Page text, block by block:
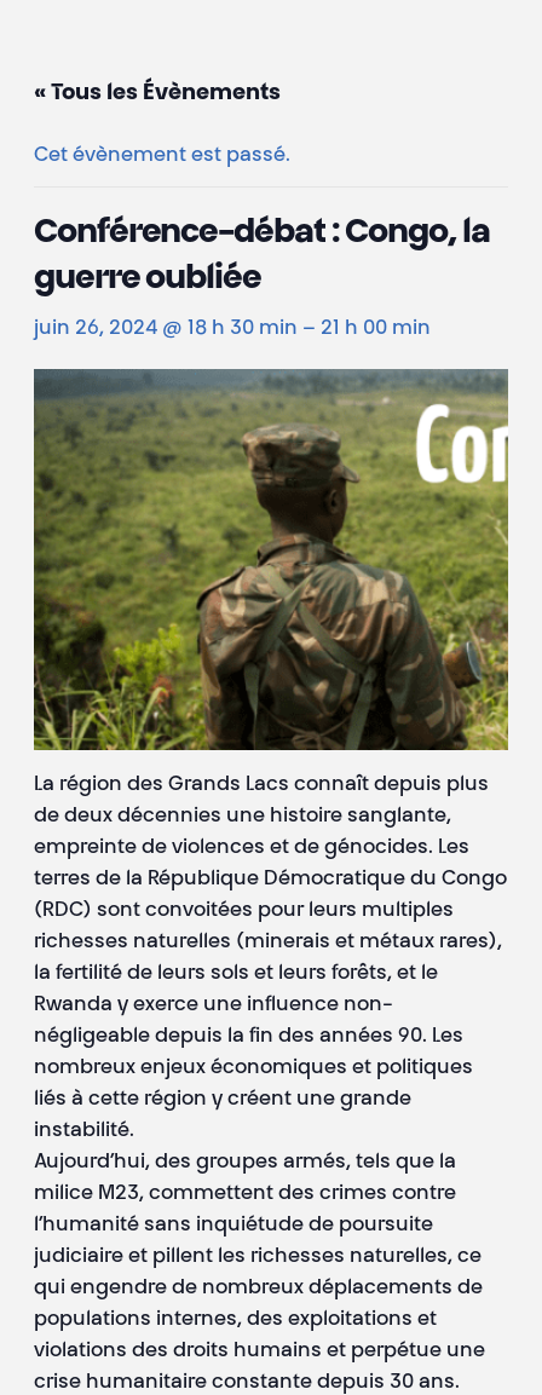
« Tous les Évènements
Cet évènement est passé.
Conférence-débat : Congo, la
guerre oubliée
juin 26, 2024 @ 18 h 30 min – 21 h 00 min
La région des Grands Lacs connaît depuis plus
de deux décennies une histoire sanglante,
empreinte de violences et de génocides. Les
terres de la République Démocratique du Congo
(RDC) sont convoitées pour leurs multiples
richesses naturelles (minerais et métaux rares),
la fertilité de leurs sols et leurs forêts, et le
Rwanda y exerce une influence non-
négligeable depuis la fin des années 90. Les
nombreux enjeux économiques et politiques
liés à cette région y créent une grande
instabilité.
Aujourd’hui, des groupes armés, tels que la
milice M23, commettent des crimes contre
l’humanité sans inquiétude de poursuite
judiciaire et pillent les richesses naturelles, ce
qui engendre de nombreux déplacements de
populations internes, des exploitations et
violations des droits humains et perpétue une
crise humanitaire constante depuis 30 ans.